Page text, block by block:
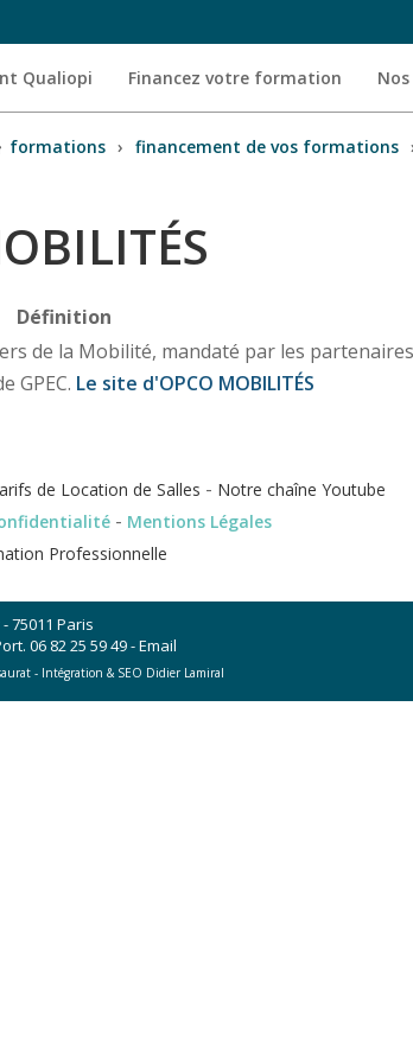
Qualiopi Financez votre formation
formations › financement de vos formations
Définition
de la Mobilité, mandaté par les
GPEC. Le site d'OPCO MOBILITÉS
de Location de Salles - Notre chaîne Youtube
- Mentions Légales
Professionnelle
- 75011 Paris
06 82 25 59 49-Email
- Intégration & SEO Didier Lamiral